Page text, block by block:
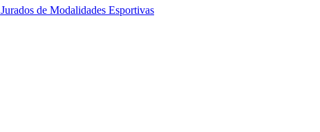
Jurados de Modalidades Esportivas